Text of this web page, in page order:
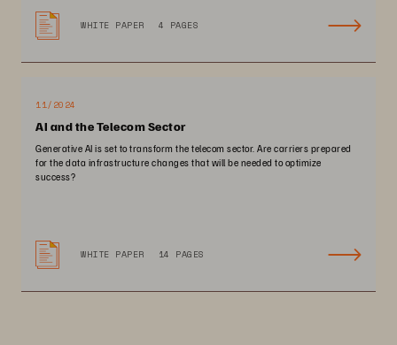
WHITE PAPER 4 PAGES
11/2024
AI and the Telecom Sector
Generative AI is set to transform the telecom sector. Are carriers prepared
for the data infrastructure changes that will be needed to optimize
success?
WHITE PAPER 14 PAGES